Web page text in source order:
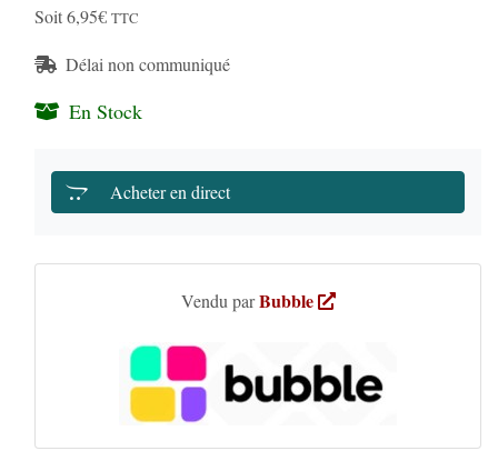
Soit 6,95€ TTC
Délai non communiqué
En Stock
Acheter en direct
Vendu parBubble